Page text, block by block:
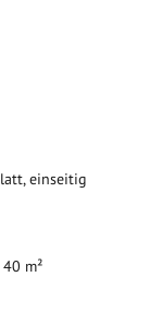
einseitig
m²